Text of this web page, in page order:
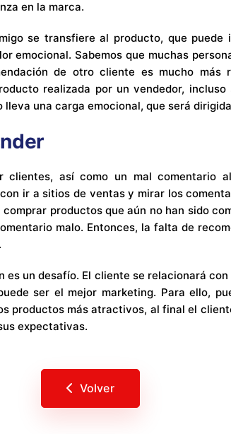
en la marca.
se transfiere al producto, que puede
emocional. Sabemos que muchas
de otro cliente es mucho más
realizada por un vendedor,
una carga emocional, que será
clientes, así como un mal comentario
ir a sitios de ventas y mirar los
productos que aún no han sido
malo. Entonces, la falta de
un desafío. El cliente se relacionará
ser el mejor marketing. Para ello,
productos más atractivos, al final el
expectativas.
Volver